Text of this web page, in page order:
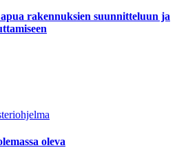
rakennuksien suunnitteluun ja
oleva